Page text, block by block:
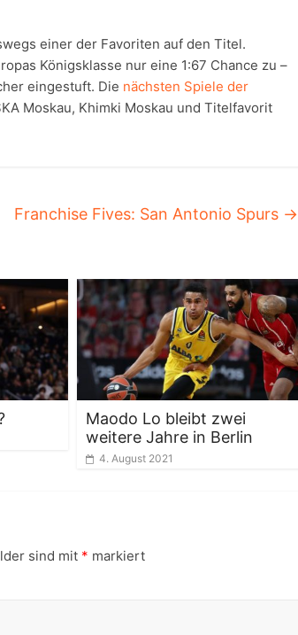
einer der Favoriten auf den Titel.
Königsklasse nur eine 1:67 Chance zu –
eingestuft. Die nächsten Spiele der
Moskau, Khimki Moskau und Titelfavorit
Franchise Fives: San Antonio Spurs →
Maodo Lo bleibt zwei
weitere Jahre in Berlin
4. August 2021
sind mit * markiert